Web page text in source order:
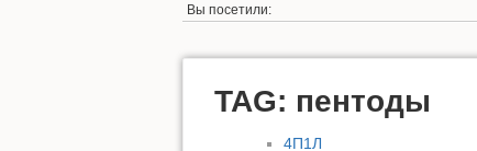
Вы посетили:
TAG: пентоды
4П1Л